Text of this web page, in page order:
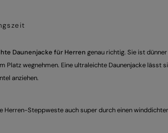
Daunenjacke für Herren genau richtig. Sie ist
wegnehmen. Eine ultraleichte Daunenjacke lässt
anziehen.
Herren-Steppweste auch super durch einen